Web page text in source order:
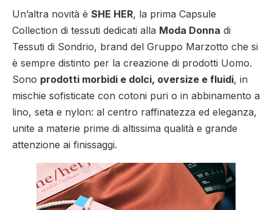
Un’altra novità è SHE HER, la prima Capsule
Collection di tessuti dedicati alla Moda Donna di
Tessuti di Sondrio, brand del Gruppo Marzotto che si
è sempre distinto per la creazione di prodotti Uomo.
Sono prodotti morbidi e dolci, oversize e fluidi, in
mischie sofisticate con cotoni puri o in abbinamento a
lino, seta e nylon: al centro raffinatezza ed eleganza,
unite a materie prime di altissima qualità e grande
attenzione ai finissaggi.